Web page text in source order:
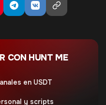
CON HUNT ME
en USDT
y scripts